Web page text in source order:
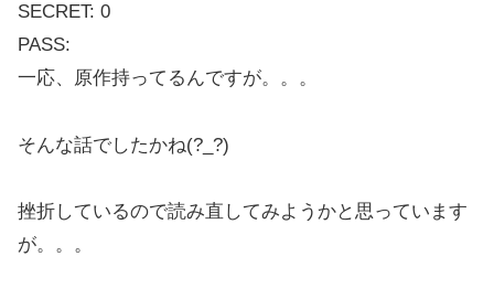
SECRET: 0
PASS:
一応、原作持ってるんですが。。。
そんな話でしたかね(?_?)
挫折しているので読み直してみようかと思っています
が。。。